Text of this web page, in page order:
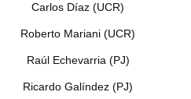
Carlos Díaz (UCR)
Roberto Mariani (UCR)
Raúl Echevarria (PJ)
Ricardo Galíndez (PJ)